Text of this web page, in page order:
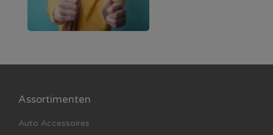
Assortimenten
Auto Accessoires